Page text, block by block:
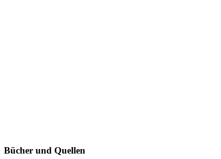
Bücher und Quellen